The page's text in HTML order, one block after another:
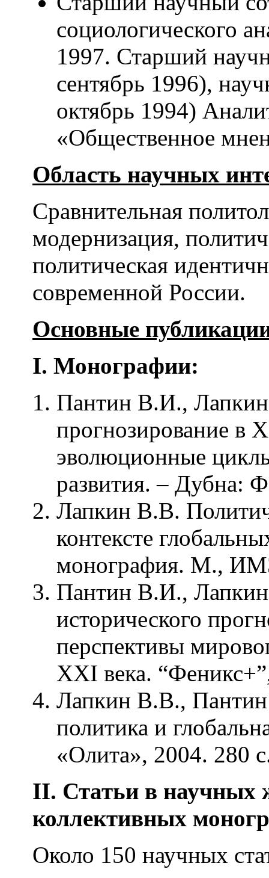
социологического
1997. Старший
сентябрь 1996),
октябрь 1994)
«Общественное
Область научных
Сравнительная
модернизация,
политическая
современной России.
Основные
I. Монографии:
Пантин В.И.,
прогнозирование в
эволюционные
развития. – Дубна:
Лапкин В.В.
контексте
монография. М.,
Пантин В.И.,
исторического
перспективы
XXI века.
Лапкин В.В.,
политика и
«Олита», 2004. 280
II. Статьи в научных
коллективных
Около 150 научных